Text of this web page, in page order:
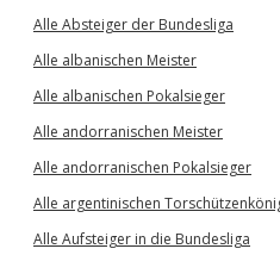
Alle Absteiger der Bundesliga
Alle albanischen Meister
Alle albanischen Pokalsieger
Alle andorranischen Meister
Alle andorranischen Pokalsieger
Alle argentinischen
Alle Aufsteiger in die Bundesliga